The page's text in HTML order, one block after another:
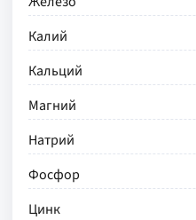
Калий
Кальций
Магний
Натрий
Фосфор
Цинк